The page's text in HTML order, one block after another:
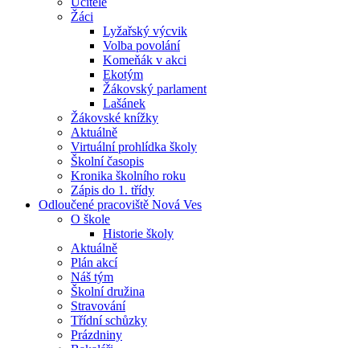
Žáci
Lyžařský výcvik
Volba povolání
Komeňák v akci
Ekotým
Žákovský parlament
Lašánek
Žákovské knížky
Aktuálně
Virtuální prohlídka školy
Školní časopis
Kronika školního roku
Zápis do 1. třídy
Odloučené pracoviště Nová Ves
O škole
Historie školy
Aktuálně
Plán akcí
Náš tým
Školní družina
Stravování
Třídní schůzky
Prázdniny